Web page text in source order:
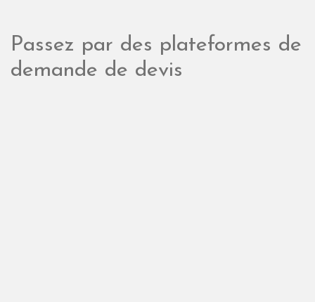
Passez par des plateformes de
demande de devis